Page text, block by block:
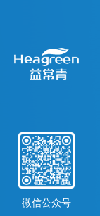
微信公众号